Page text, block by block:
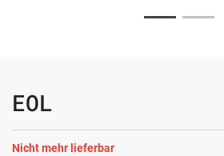
EOL
Nicht mehr lieferbar